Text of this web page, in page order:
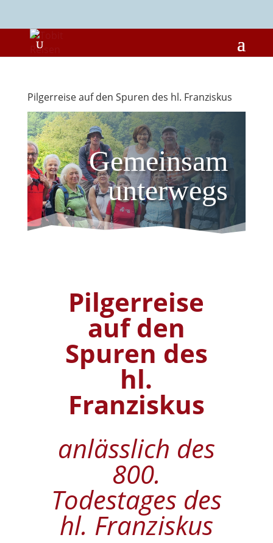
Pilgerreise auf den Spuren des hl. Franziskus
Gemeinsam
unterwegs
Pilgerreise
auf den
Spuren des
hl.
Franziskus
anlässlich des
800.
Todestages des
hl. Franziskus